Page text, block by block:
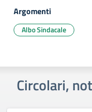
Argomenti
Albo Sindacale
Circolari,